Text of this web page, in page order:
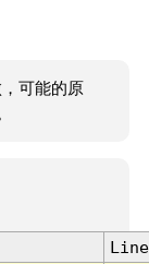
可能的原
Line